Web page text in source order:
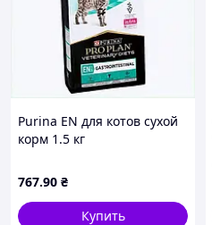
Purina EN для котов сухой
корм 1.5 кг
8809A557K
767.90 ₴
Купить